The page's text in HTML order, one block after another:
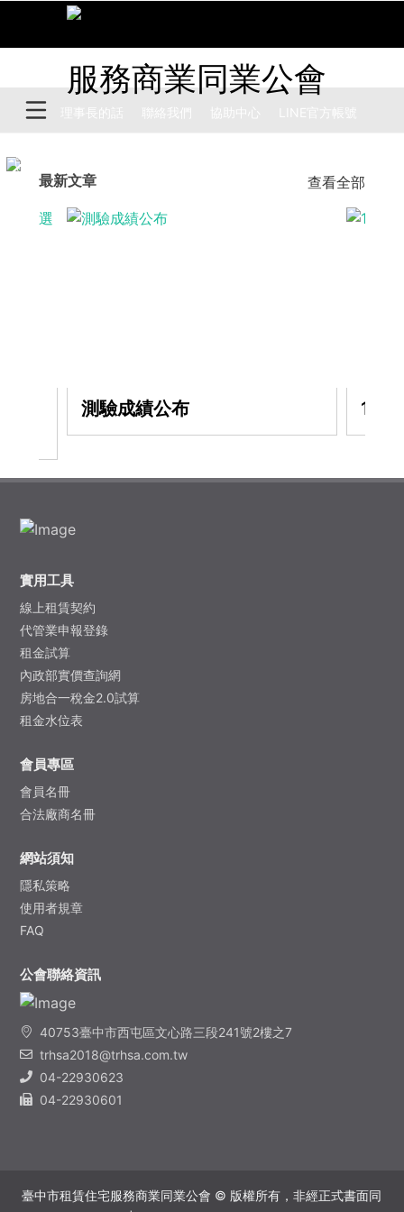
最新文章 查看全部
測驗成績公布 114
實用工具
線上租賃契約
代管業申報登錄
租金試算
內政部實價查詢網
房地合一稅金2.0試算
租金水位表
會員專區
會員名冊
合法廠商名冊
網站須知
隱私​策略
使用者規章
FAQ
公會聯絡資訊
40753臺中市西屯區文心路三段241號2樓之7
trhsa2018@trhsa.com.tw
04-22930623
04-22930601
臺中市租賃住宅服務商業同業公會 © 版權所有，非經正式書面同